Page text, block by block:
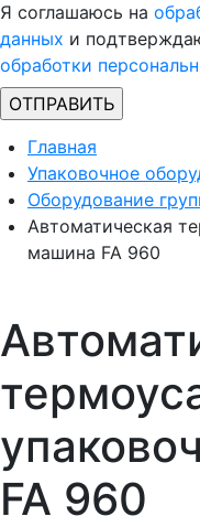
Я соглашаюсь на
данных и
обработки
Главная
Упаковочное
Оборудование
Автоматическая
машина FA 960
FA 960